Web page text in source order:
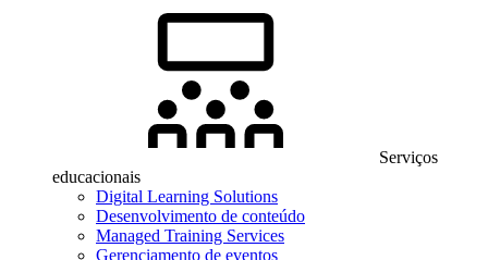
Serviços
educacionais
Digital Learning Solutions
Desenvolvimento de conteúdo
Managed Training Services
Gerenciamento de eventos